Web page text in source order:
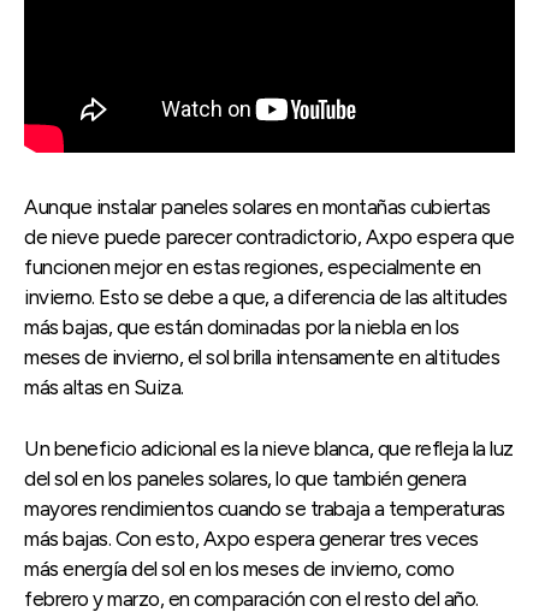
Aunque instalar paneles solares en montañas cubiertas
de nieve puede parecer contradictorio, Axpo espera que
funcionen mejor en estas regiones, especialmente en
invierno. Esto se debe a que, a diferencia de las altitudes
más bajas, que están dominadas por la niebla en los
meses de invierno, el sol brilla intensamente en altitudes
más altas en Suiza.
Un beneficio adicional es la nieve blanca, que refleja la luz
del sol en los paneles solares, lo que también genera
mayores rendimientos cuando se trabaja a temperaturas
más bajas. Con esto, Axpo espera generar tres veces
más energía del sol en los meses de invierno, como
febrero y marzo, en comparación con el resto del año.